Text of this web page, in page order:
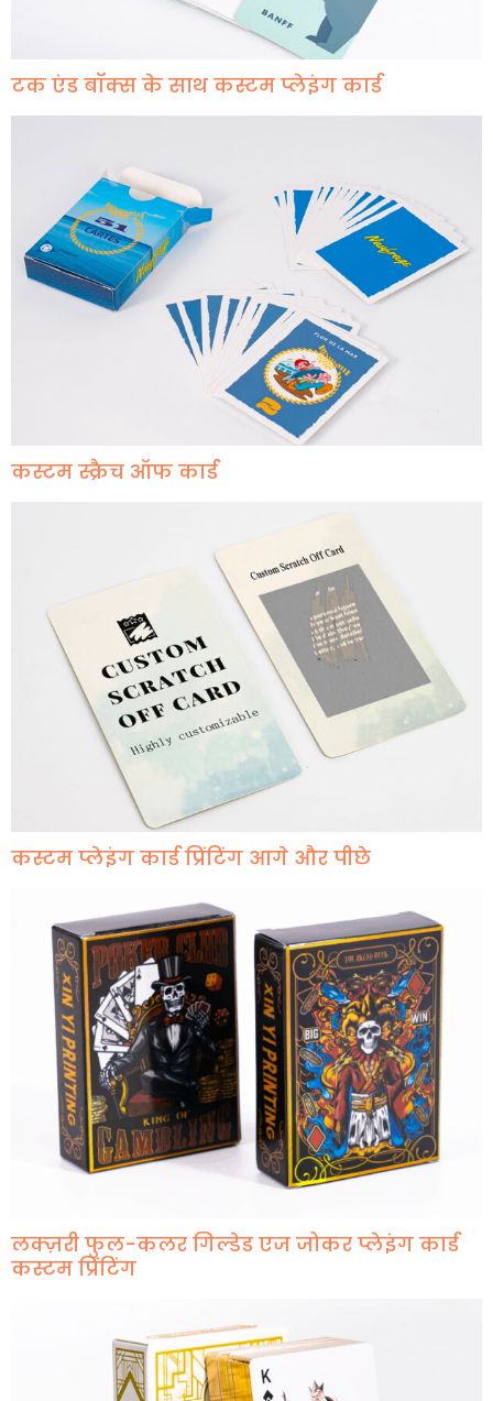
टक एंड बॉक्स के साथ कस्टम प्लेइंग कार्ड
कस्टम स्क्रैच ऑफ कार्ड
कस्टम प्लेइंग कार्ड प्रिंटिंग आगे और पीछे
लक्ज़री फुल-कलर गिल्डेड एज जोकर प्लेइंग कार्ड
कस्टम प्रिंटिंग